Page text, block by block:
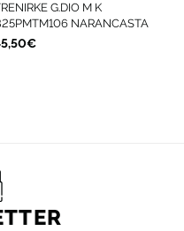
G.DIO M K
NARANCASTA